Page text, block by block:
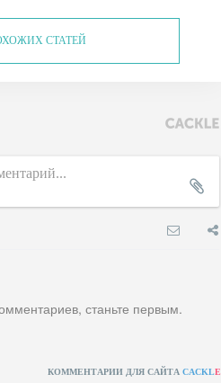
СТАТЕЙ
станьте первым.
КОММЕНТАРИИ ДЛЯ САЙТА CACKLE